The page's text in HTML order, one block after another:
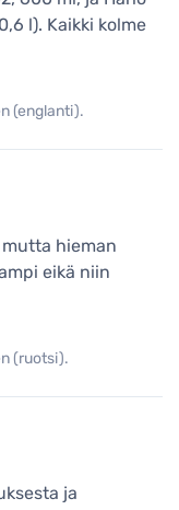
l). Kaikki kolme
(englanti).
hieman
eikä niin
(ruotsi).
ja